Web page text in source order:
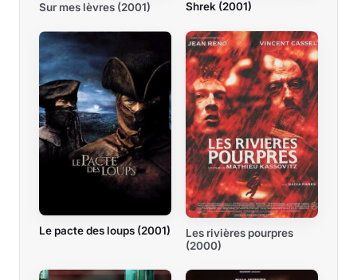
Sur mes lèvres (2001) Shrek (2001)
Le pacte des loups (2001)
Les rivières pourpres
(2000)